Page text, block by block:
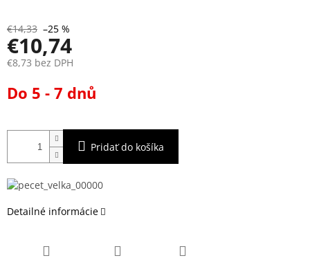
€14,33 –25 %
€10,74
€8,73 bez DPH
cena:
Do 5 - 7 dnů
Pridať do košíka
Detailné informácie